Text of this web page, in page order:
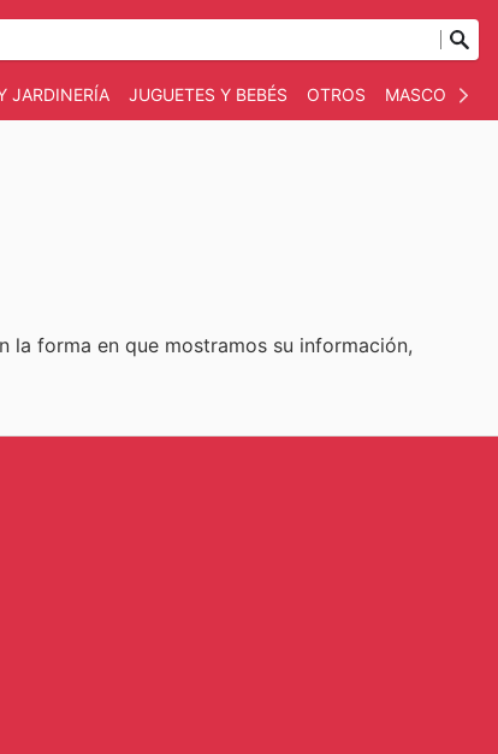
JARDINERÍA JUGUETES Y BEBÉS OTROS MASCOTAS
la forma en que mostramos su información,